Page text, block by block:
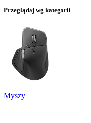
Przeglądaj wg kategorii
Myszy